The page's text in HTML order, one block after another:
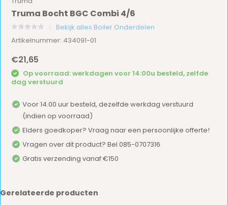
Truma Bocht BGC Combi 4/6
Bekijk alles Boiler Onderdelen
Artikelnummer: 434091-01
€21,65
Op voorraad: werkdagen voor 14:00u besteld, zelfde
dag verstuurd
Voor 14.00 uur besteld, dezelfde werkdag verstuurd
(indien op voorraad)
Elders goedkoper? Vraag naar een persoonlijke offerte!
Vragen over dit product? Bel 085-0707316
Gratis verzending vanaf €150
Gerelateerde producten